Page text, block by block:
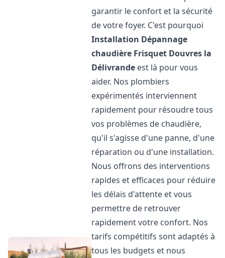
garantir le confort et la sécurité
de votre foyer. C'est pourquoi
Installation Dépannage
chaudière Frisquet Douvres la
Délivrande est là pour vous
aider. Nos plombiers
expérimentés interviennent
rapidement pour résoudre tous
vos problèmes de chaudière,
qu'il s'agisse d'une panne, d'une
réparation ou d'une installation.
Nous offrons des interventions
rapides et efficaces pour réduire
les délais d'attente et vous
permettre de retrouver
rapidement votre confort. Nos
tarifs compétitifs sont adaptés à
tous les budgets et nous